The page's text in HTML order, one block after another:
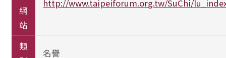
網
站
http://www.taipeiforum.org.tw/SuChi/
類
名譽